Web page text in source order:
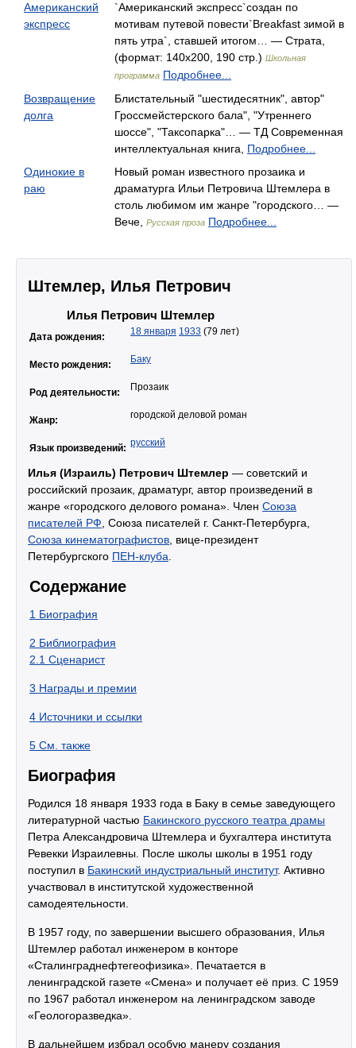
Американский
экспресс
`Американский экспресс`создан по
мотивам путевой повести`Breakfast зимой в
пять утра`, ставшей итогом… — Страта,
(формат: 140x200, 190 стр.) Школьная
программа Подробнее...
Возвращение
долга
Блистательный "шестидесятник", автор"
Гроссмейстерского бала", "Утреннего
шоссе", "Таксопарка"… — ТД Современная
интеллектуальная книга, Подробнее...
Одинокие в
раю
Новый роман известного прозаика и
драматурга Ильи Петровича Штемлера в
столь любимом им жанре "городского… —
Вече,
Русская проза Подробнее...
Штемлер, Илья Петрович
Илья Петрович Штемлер
Дата рождения: 18 января 1933 (79 лет)
Место рождения: Баку
Род деятельности: Прозаик
Жанр: городской деловой роман
Язык произведений: русский
Илья (Израиль) Петрович Штемлер — советский и
российский прозаик, драматург, автор произведений в
жанре «городского делового романа». Член Союза
писателей РФ , Союза писателей г. Санкт-Петербурга,
Союза кинематографистов , вице-президент
Петербургского ПЕН-клуба
Содержание
1 Биография
2 Библиография
2.1 Сценарист
3 Награды и премии
4 Источники и ссылки
5 См. также
Биография
Родился 18 января 1933 года в Баку в семье заведующего
литературной частью Бакинского русского театра драмы
Петра Александровича Штемлера и бухгалтера института
Ревекки Израилевны. После школы школы в 1951 году
поступил в Бакинский индустриальный институт. Активно
участвовал в институтской художественной
самодеятельности.
В 1957 году, по завершении высшего образования, Илья
Штемлер работал инженером в конторе
«Сталинграднефтегеофизика». Печатается в
ленинградской газете «Смена» и получает её приз. С 1959
по 1967 работал инженером на ленинградском заводе
«Геологоразведка».
В дальнейшем избрал особую манеру создания